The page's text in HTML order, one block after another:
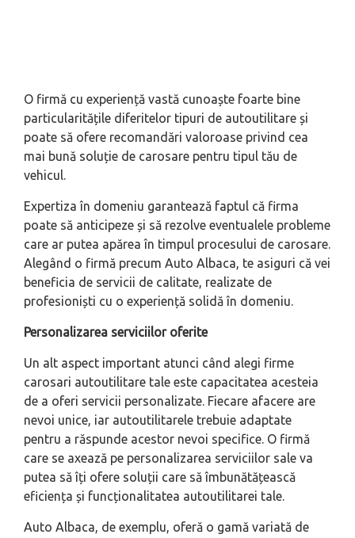
O firmă cu experiență vastă cunoaște foarte bine
particularitățile diferitelor tipuri de autoutilitare și
poate să ofere recomandări valoroase privind cea
mai bună soluție de carosare pentru tipul tău de
vehicul.
Expertiza în domeniu garantează faptul că firma
poate să anticipeze și să rezolve eventualele probleme
care ar putea apărea în timpul procesului de carosare.
Alegând o firmă precum Auto Albaca, te asiguri că vei
beneficia de servicii de calitate, realizate de
profesioniști cu o experiență solidă în domeniu.
Personalizarea serviciilor oferite
Un alt aspect important atunci când alegi firme
carosari autoutilitare tale este capacitatea acesteia
de a oferi servicii personalizate. Fiecare afacere are
nevoi unice, iar autoutilitarele trebuie adaptate
pentru a răspunde acestor nevoi specifice. O firmă
care se axează pe personalizarea serviciilor sale va
putea să îți ofere soluții care să îmbunătățească
eficiența și funcționalitatea autoutilitarei tale.
Auto Albaca, de exemplu, oferă o gamă variată de